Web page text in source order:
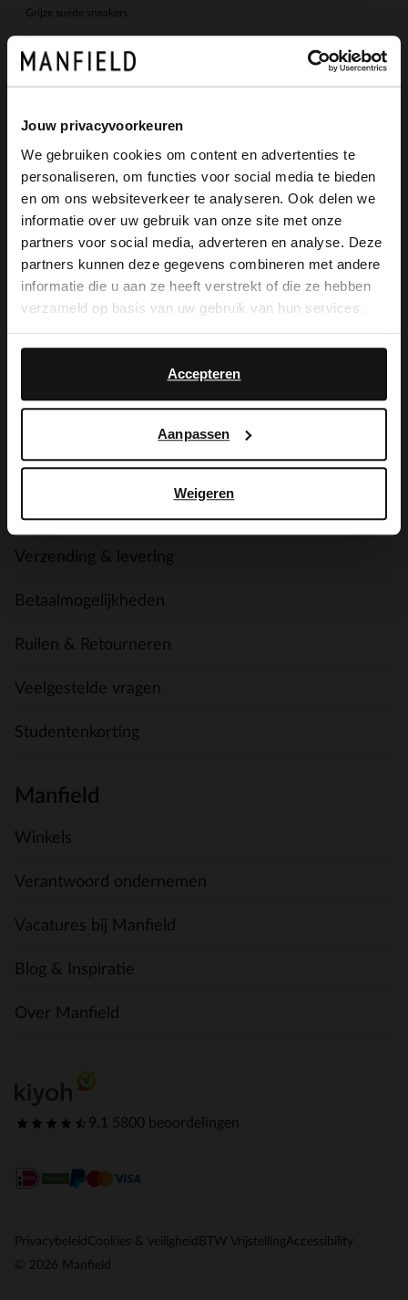
Jouw privacyvoorkeuren
We gebruiken cookies om content en advertenties te
personaliseren, om functies voor social media te bieden
en om ons websiteverkeer te analyseren. Ook delen we
informatie over uw gebruik van onze site met onze
partners voor social media, adverteren en analyse. Deze
partners kunnen deze gegevens combineren met andere
informatie die u aan ze heeft verstrekt of die ze hebben
verzameld op basis van uw gebruik van hun services.
Accepteren
Aanpassen
Weigeren
Grijze suède sneakers
De My Manfield
voordelen wachten
op je.
Service
Verzending & levering
Betaalmogelijkheden
Ruilen & Retourneren
Veelgestelde vragen
Studentenkorting
Manfield
Winkels
Verantwoord ondernemen
Vacatures bij Manfield
Blog & Inspiratie
Over Manfield
9.1 5800 beoordelingen
Privacybeleid Cookies & veiligheid BTW VrijstellingAccessibility
© 2026 Manfield
×
View this website in English?
It looks like your language isn't Dutch. Would
you like to switch to English?
English